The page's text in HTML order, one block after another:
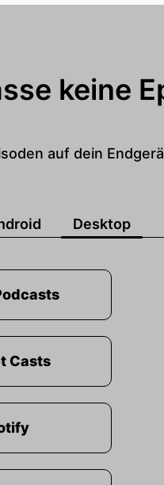
keine
auf dein
Desktop
Casts